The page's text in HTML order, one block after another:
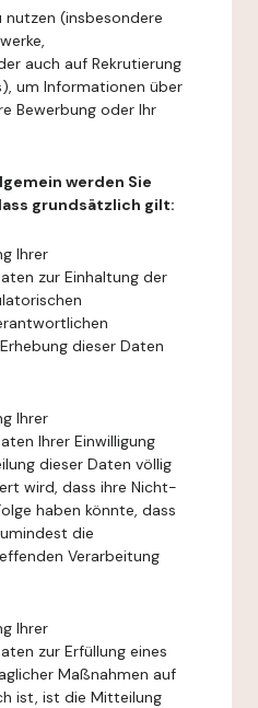
(insbesondere
auch auf Rekrutierung
um Informationen über
Bewerbung oder Ihr
werden Sie
grundsätzlich gilt:
Ihrer
zur Einhaltung der
dieser Daten
Ihrer
Ihrer Einwilligung
dieser Daten völlig
wird, dass ihre Nicht-
haben könnte, dass
die
Verarbeitung
Ihrer
zur Erfüllung eines
Maßnahmen auf
ist, ist die Mitteilung